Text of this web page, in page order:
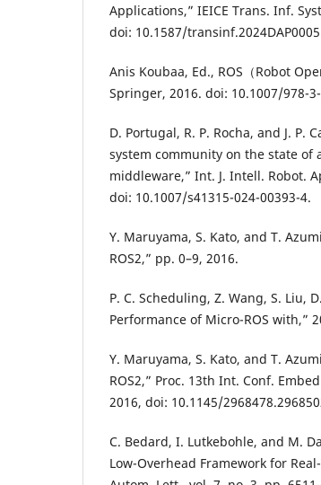
Applications,” IEICE Trans. Inf.
doi: 10.1587/
Anis Koubaa, Ed., ROS（Robot
Springer, 2016. doi: 10.1007/978-
D. Portugal, R. P. Rocha, and J.
system community on the state of
middleware,” Int. J. Intell. Robot.
doi: 10.1007/s41315-024-00393-4.
Y. Maruyama, S. Kato, and T.
ROS2,” pp. 0–9, 2016.
P. C. Scheduling, Z. Wang, S. Liu,
Performance of Micro-ROS with,”
Y. Maruyama, S. Kato, and T.
ROS2,” Proc. 13th Int. Conf.
2016, doi: 10.1145/
C. Bedard, I. Lutkebohle, and M.
Low-Overhead Framework for